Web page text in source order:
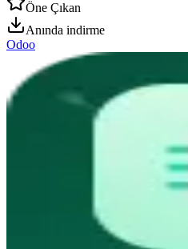
Öne Çıkan
Anında indirme
Odoo